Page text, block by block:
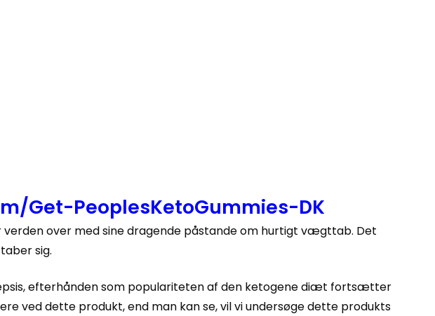
Get-PeoplesKetoGummies-DK
verden over med sine dragende påstande om hurtigt vægttab. Det
sig.
efterhånden som populariteten af ​​den ketogene diæt fortsætter
ved dette produkt, end man kan se, vil vi undersøge dette produkts